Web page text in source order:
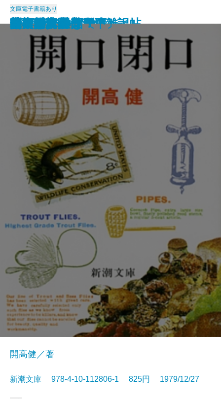
歴史と視点―私の雑記帖―
鬼怒川
食卓の情景
すばらしい数学者たち
道ありき―青春編―
鍵のかかる部屋
一人ならじ
燃えつきた地図
にぎやかな部屋
砂の城
文庫電子書籍あり
開口閉口
開高健／著
新潮文庫 978-4-10-112806-1 825円 1979/12/27
杳子・妻隠
朝ごはんぬき？
渦
陸奥爆沈
毎日が日曜日
梅雨将軍信長
ギリシア神話〔下〕
芝桜〔上〕
芝桜〔下〕